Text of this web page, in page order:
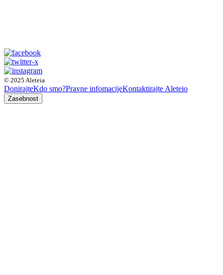
© 2025 Aleteia
DonirajteKdo smo?Pravne infomacijeKontaktirajte Aleteio
Zasebnost